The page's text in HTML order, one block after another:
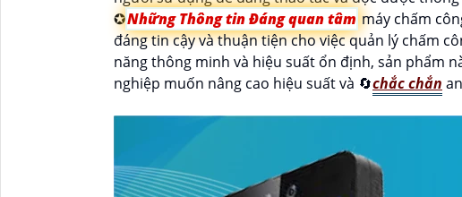
✪Những Thông tin Đáng quan tâm máy chấm
đáng tin cậy và thuận tiện cho việc quản lý chấm
năng thông minh và hiệu suất ổn định, sản phẩm
nghiệp muốn nâng cao hiệu suất và 🔄chắc chắn